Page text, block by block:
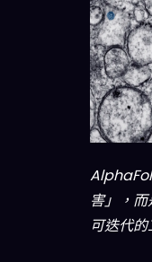
害」，
可迭代的